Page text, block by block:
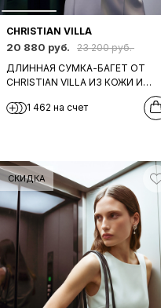
CHRISTIAN VILLA
20 880 руб.
23 200 руб.
ДЛИННАЯ СУМКА-БАГЕТ ОТ
CHRISTIAN VILLA ИЗ КОЖИ И
ТЕКСТИЛЯ ЧЕРНОГО И СЕРОГО
ЦВЕТА1 462 на счет
СКИДКА